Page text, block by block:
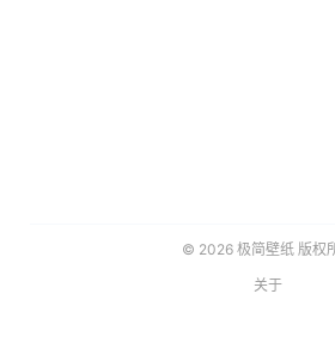
© 2026 极简壁纸版权
关于